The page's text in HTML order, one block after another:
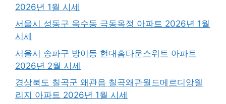
2026년 1월 시세
서울시 성동구 옥수동 극동옥정 아파트 2026년 1월
시세
서울시 송파구 방이동 현대홈타운스위트 아파트
2026년 2월 시세
경상북도 칠곡군 왜관읍 칠곡왜관월드메르디앙웰
리지 아파트 2026년 1월 시세